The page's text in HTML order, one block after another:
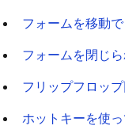
フォームを移動
フォームを閉じ
フリップフロッ
ホットキーを使